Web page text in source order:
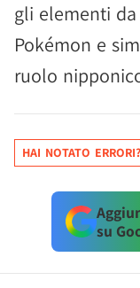
gli elementi
Pokémon e
ruolo
HAI NOTATO ERRORI?
su